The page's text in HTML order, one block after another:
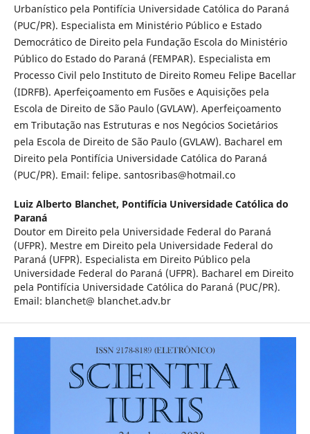
Urbanístico pela Pontifícia Universidade Católica do Paraná
(PUC/PR). Especialista em Ministério Público e Estado
Democrático de Direito pela Fundação Escola do Ministério
Público do Estado do Paraná (FEMPAR). Especialista em
Processo Civil pelo Instituto de Direito Romeu Felipe Bacellar
(IDRFB). Aperfeiçoamento em Fusões e Aquisições pela
Escola de Direito de São Paulo (GVLAW). Aperfeiçoamento
em Tributação nas Estruturas e nos Negócios Societários
pela Escola de Direito de São Paulo (GVLAW). Bacharel em
Direito pela Pontifícia Universidade Católica do Paraná
(PUC/PR). Email: felipe. santosribas@hotmail.co
Luiz Alberto Blanchet, Pontifícia Universidade Católica do
Paraná
Doutor em Direito pela Universidade Federal do Paraná
(UFPR). Mestre em Direito pela Universidade Federal do
Paraná (UFPR). Especialista em Direito Público pela
Universidade Federal do Paraná (UFPR). Bacharel em Direito
pela Pontifícia Universidade Católica do Paraná (PUC/PR).
Email: blanchet@ blanchet.adv.br